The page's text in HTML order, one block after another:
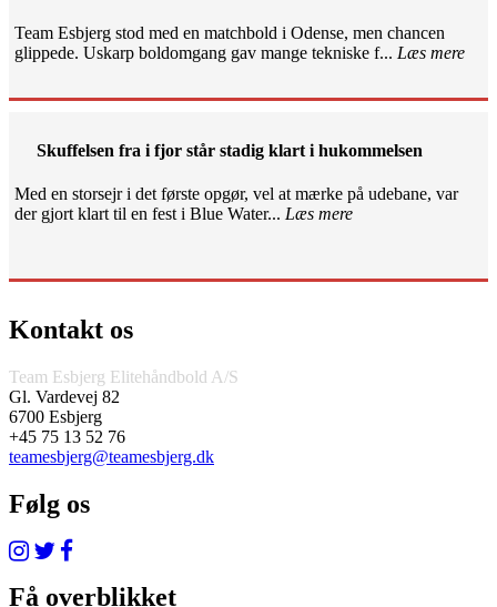
Team Esbjerg stod med en matchbold i Odense, men chancen
glippede. Uskarp boldomgang gav mange tekniske f... Læs mere
Skuffelsen fra i fjor står stadig klart i hukommelsen
Med en storsejr i det første opgør, vel at mærke på udebane, var
der gjort klart til en fest i Blue Water... Læs mere
Kontakt os
Team Esbjerg Elitehåndbold A/S
Gl. Vardevej 82
6700 Esbjerg
+45 75 13 52 76
teamesbjerg@teamesbjerg.dk
Følg os
Få overblikket